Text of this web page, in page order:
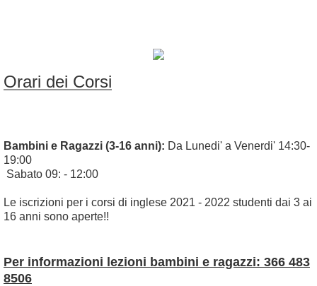
Orari dei Corsi
Bambini e Ragazzi (3-16 anni): Da Lunedi' a Venerdi' 14:30-
19:00
Sabato 09: - 12:00
Le iscrizioni per i corsi di inglese 2021 - 2022 studenti dai 3 ai
16 anni sono aperte!!
Per informazioni lezioni bambini e ragazzi: 366 483
8506